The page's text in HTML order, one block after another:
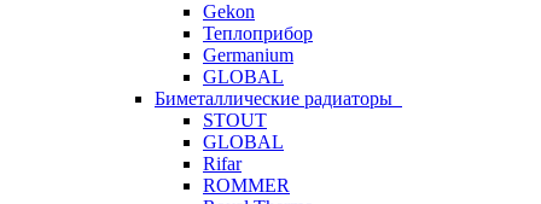
Gekon
Теплоприбор
Germanium
GLOBAL
Биметаллические радиаторы
STOUT
GLOBAL
Rifar
ROMMER